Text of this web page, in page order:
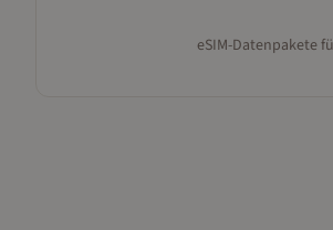
eSIM-Datenpakete